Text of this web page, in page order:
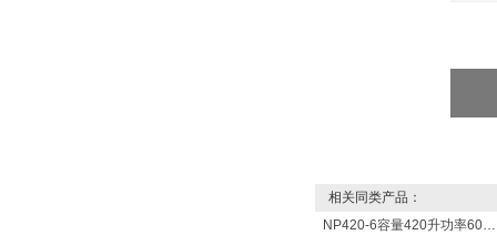
相关同类产品：
NP420-6容量420升功率6000瓦贮水式电热水器 热水锅炉